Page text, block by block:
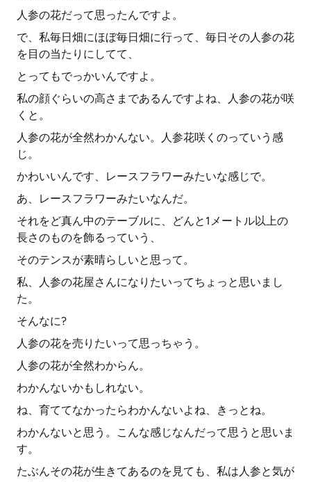
人参の花だって思ったんですよ。
で、私毎日畑にほぼ毎日畑に行って、毎日その人参の花
を目の当たりにしてて、
とってもでっかいんですよ。
私の顔ぐらいの高さまであるんですよね、人参の花が咲
くと。
人参の花が全然わかんない。人参花咲くのっていう感
じ。
かわいいんです、レースフラワーみたいな感じで。
あ、レースフラワーみたいなんだ。
それをど真ん中のテーブルに、どんと1メートル以上の
長さのものを飾るっていう、
そのテンスが素晴らしいと思って。
私、人参の花屋さんになりたいってちょっと思いまし
た。
そんなに?
人参の花を売りたいって思っちゃう。
人参の花が全然わからん。
わかんないかもしれない。
ね、育ててなかったらわかんないよね、きっとね。
わかんないと思う。こんな感じなんだって思うと思いま
す。
たぶんその花が生きてあるのを見ても、私は人参と気が